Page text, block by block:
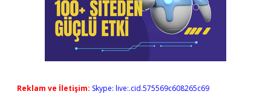
Reklam ve İletişim: Skype: live:.cid.575569c608265c69